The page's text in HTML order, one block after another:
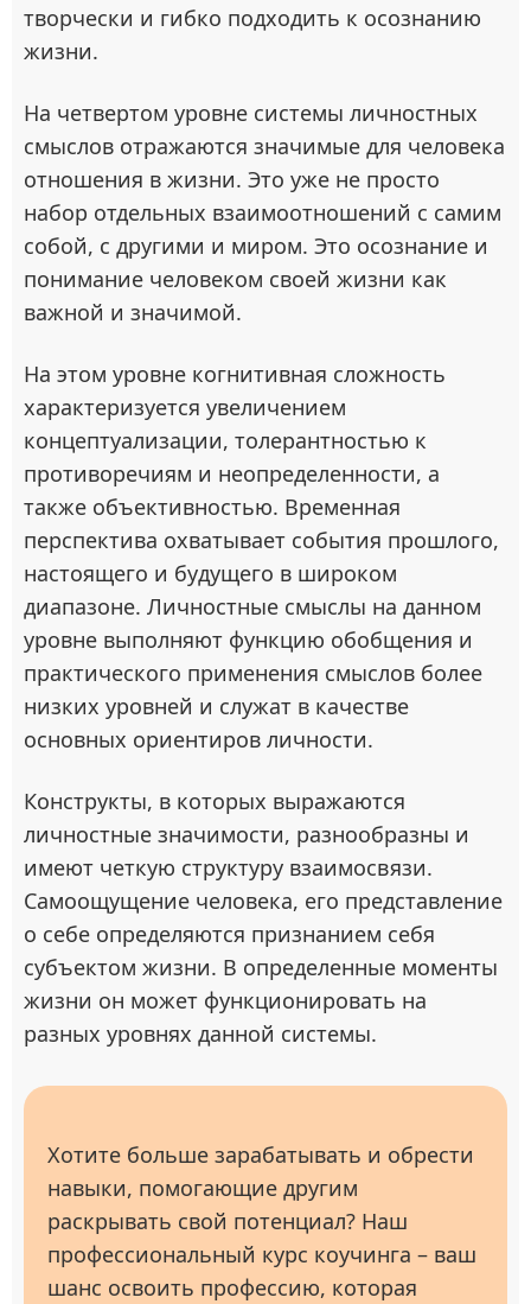
творчески и гибко подходить к осознанию
жизни.
На четвертом уровне системы личностных
смыслов отражаются значимые для человека
отношения в жизни. Это уже не просто
набор отдельных взаимоотношений с самим
собой, с другими и миром. Это осознание и
понимание человеком своей жизни как
важной и значимой.
На этом уровне когнитивная сложность
характеризуется увеличением
концептуализации, толерантностью к
противоречиям и неопределенности, а
также объективностью. Временная
перспектива охватывает события прошлого,
настоящего и будущего в широком
диапазоне. Личностные смыслы на данном
уровне выполняют функцию обобщения и
практического применения смыслов более
низких уровней и служат в качестве
основных ориентиров личности.
Конструкты, в которых выражаются
личностные значимости, разнообразны и
имеют четкую структуру взаимосвязи.
Самоощущение человека, его представление
о себе определяются признанием себя
субъектом жизни. В определенные моменты
жизни он может функционировать на
разных уровнях данной системы.
Хотите больше зарабатывать и обрести
навыки, помогающие другим
раскрывать свой потенциал? Наш
профессиональный курс коучинга – ваш
шанс освоить профессию, которая